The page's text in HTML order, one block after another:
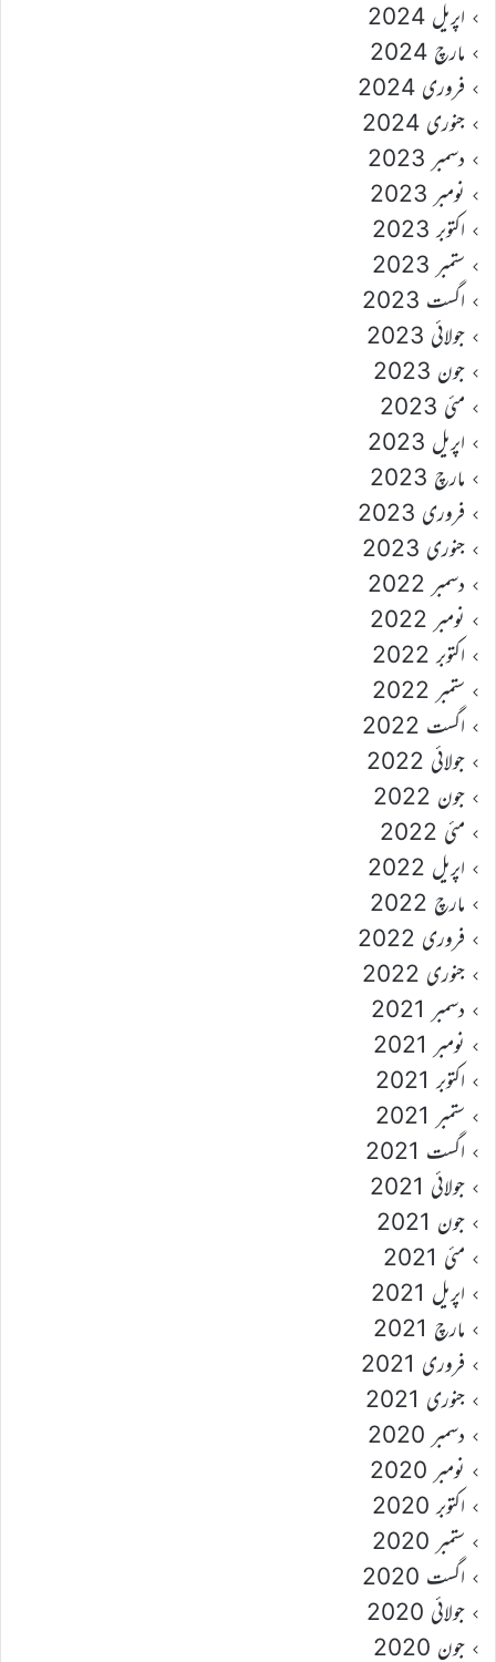
اپریل 2024
مارچ 2024
فروری 2024
جنوری 2024
دسمبر 2023
نومبر 2023
اکتوبر 2023
ستمبر 2023
اگست 2023
جولائی 2023
جون 2023
مئی 2023
اپریل 2023
مارچ 2023
فروری 2023
جنوری 2023
دسمبر 2022
نومبر 2022
اکتوبر 2022
ستمبر 2022
اگست 2022
جولائی 2022
جون 2022
مئی 2022
اپریل 2022
مارچ 2022
فروری 2022
جنوری 2022
دسمبر 2021
نومبر 2021
اکتوبر 2021
ستمبر 2021
اگست 2021
جولائی 2021
جون 2021
مئی 2021
اپریل 2021
مارچ 2021
فروری 2021
جنوری 2021
دسمبر 2020
نومبر 2020
اکتوبر 2020
ستمبر 2020
اگست 2020
جولائی 2020
جون 2020